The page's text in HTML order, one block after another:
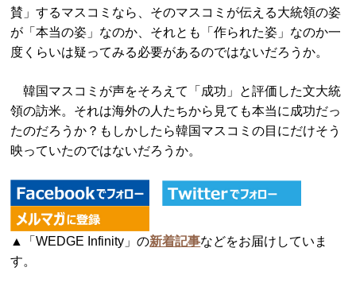
賛」するマスコミなら、そのマスコミが伝える大統領の姿
が「本当の姿」なのか、それとも「作られた姿」なのか一
度くらいは疑ってみる必要があるのではないだろうか。
韓国マスコミが声をそろえて「成功」と評価した文大統
領の訪米。それは海外の人たちから見ても本当に成功だっ
たのだろうか？もしかしたら韓国マスコミの目にだけそう
映っていたのではないだろうか。
▲「WEDGE Infinity」の新着記事などをお届けしていま
す。